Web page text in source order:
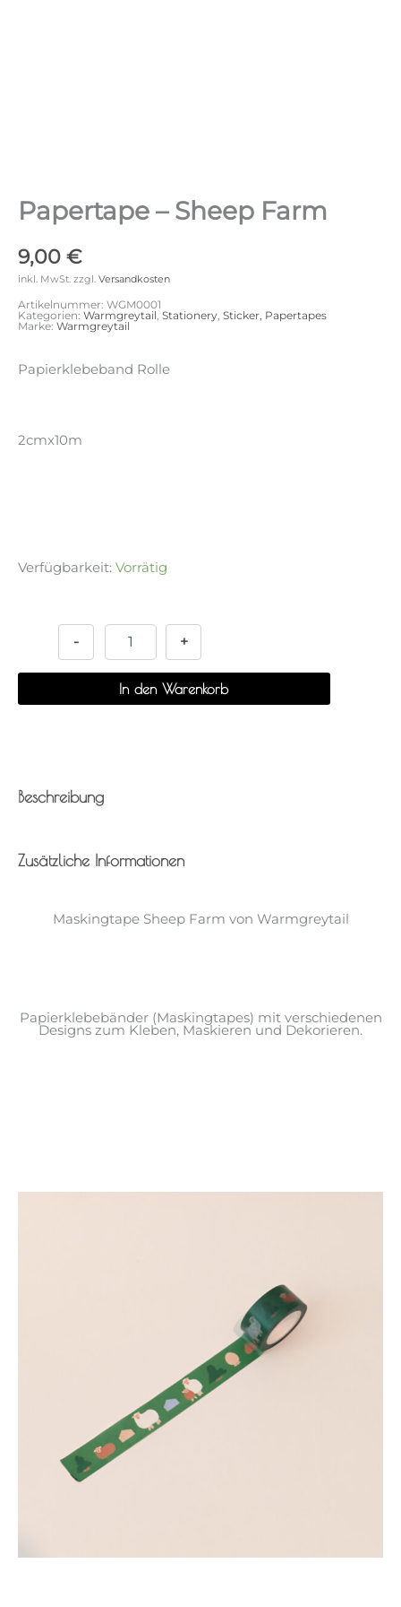
Papertape – Sheep Farm
9,00 €
inkl. MwSt. zzgl. Versandkosten
Artikelnummer: WGM0001
Kategorien: Warmgreytail Stationery Sticker, Papertapes
Marke: Warmgreytail
Papierklebeband Rolle
2cmx10m
Verfügbarkeit: Vorrätig
-
Menge
+
In den Warenkorb
Beschreibung
Zusätzliche Informationen
Maskingtape Sheep Farm von Warmgreytail
Papierklebebänder (Maskingtapes) mit verschiedenen
Designs zum Kleben, Maskieren und Dekorieren.